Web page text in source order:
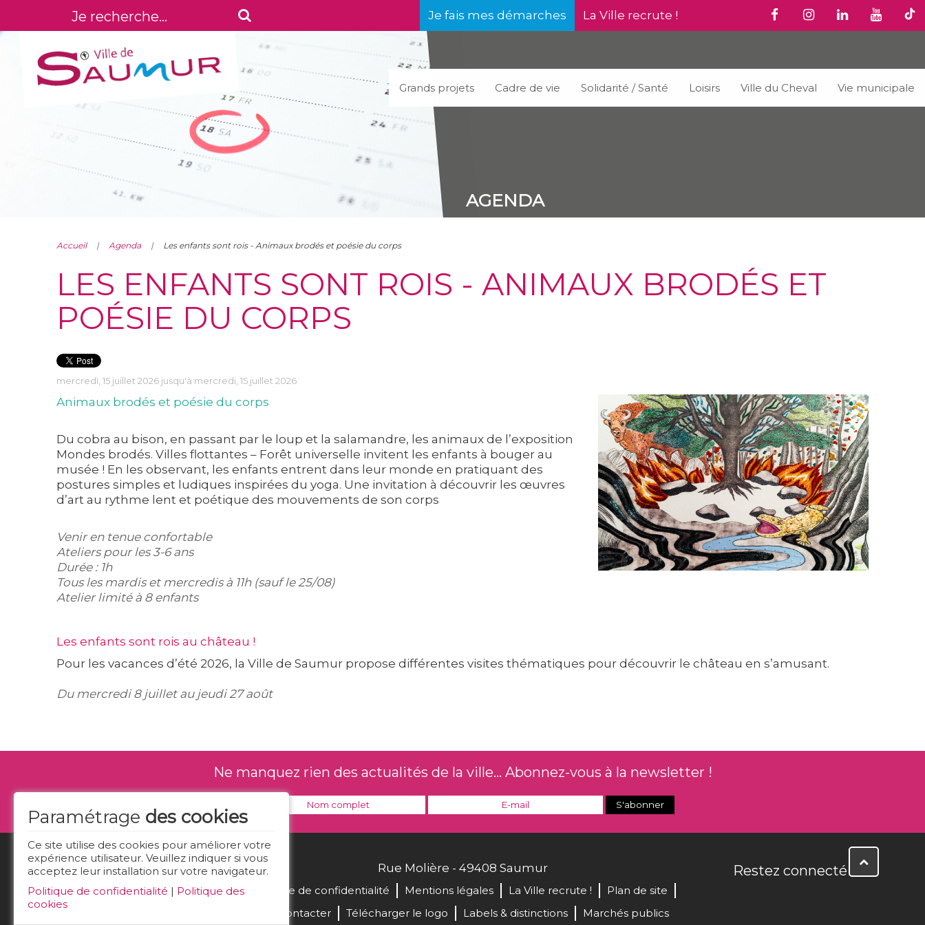
Je fais mes démarches La Ville recrute !
Grands projets Cadre de vie Solidarité / Santé Loisirs Ville du Cheval Vie municipale
AGENDA
Accueil Agenda Les enfants sont rois - Animaux brodés et poésie du corps
LES ENFANTS SONT ROIS - ANIMAUX BRODÉS ET
POÉSIE DU CORPS
mercredi, 15 juillet 2026 jusqu'à mercredi, 15 juillet 2026
Animaux brodés et poésie du corps
Du cobra au bison, en passant par le loup et la salamandre, les animaux de l’exposition
Mondes brodés. Villes flottantes – Forêt universelle invitent les enfants à bouger au
musée ! En les observant, les enfants entrent dans leur monde en pratiquant des
postures simples et ludiques inspirées du yoga. Une invitation à découvrir les œuvres
d’art au rythme lent et poétique des mouvements de son corps
Venir en tenue confortable
Ateliers pour les 3-6 ans
Durée : 1h
Tous les mardis et mercredis à 11h (sauf le 25/08)
Atelier limité à 8 enfants
Les enfants sont rois au château !
Pour les vacances d’été 2026, la Ville de Saumur propose différentes visites thématiques pour découvrir le château en s’amusant.
Du mercredi 8 juillet au jeudi 27 août
Paramétrage des cookies
Ce site utilise des cookies pour améliorer votre
expérience utilisateur. Veuillez indiquer si vous
acceptez leur installation sur votre navigateur.
Politique de confidentialité | Politique des
cookies
Ne manquez rien des actualités de la ville... Abonnez-vous à la newsletter !
Rue Molière - 49408 Saumur
Politique de confidentialité Mentions légales La Ville recrute !
Plan de site
Nous contacter
Télécharger le logo Labels & distinctions Marchés publics
Restez connecté